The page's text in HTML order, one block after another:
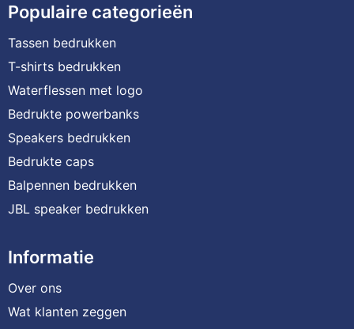
Populaire categorieën
Tassen bedrukken
T-shirts bedrukken
Waterflessen met logo
Bedrukte powerbanks
Speakers bedrukken
Bedrukte caps
Balpennen bedrukken
JBL speaker bedrukken
Informatie
Over ons
Wat klanten zeggen